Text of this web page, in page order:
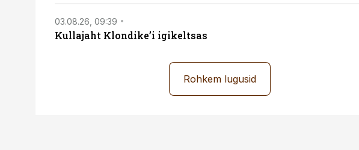
03.08.26, 09:39
Kullajaht Klondike’i igikeltsas
Rohkem lugusid